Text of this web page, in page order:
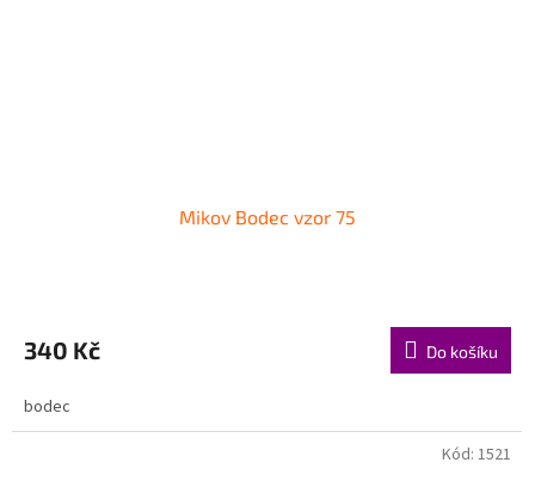
Mikov Bodec vzor 75
340 Kč Do košíku
bodec
Kód: 1521